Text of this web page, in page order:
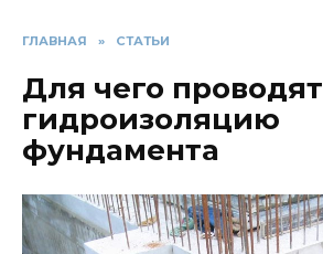
ГЛАВНАЯ » СТАТЬИ
Для чего проводят
гидроизоляцию
фундамента